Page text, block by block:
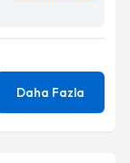
Daha Fazla